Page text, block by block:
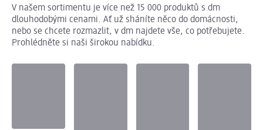
V našem sortimentu je více než 15 000 produktů s dm
dlouhodobými cenami. Ať už sháníte něco do domácnosti,
nebo se chcete rozmazlit, v dm najdete vše, co potřebujete.
Prohlédněte si naši širokou nabídku.